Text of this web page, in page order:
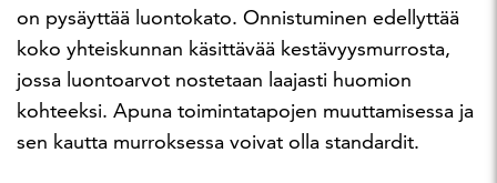
on pysäyttää luontokato. Onnistuminen edellyttää
koko yhteiskunnan käsittävää kestävyysmurrosta,
jossa luontoarvot nostetaan laajasti huomion
kohteeksi. Apuna toimintatapojen muuttamisessa ja
sen kautta murroksessa voivat olla standardit.